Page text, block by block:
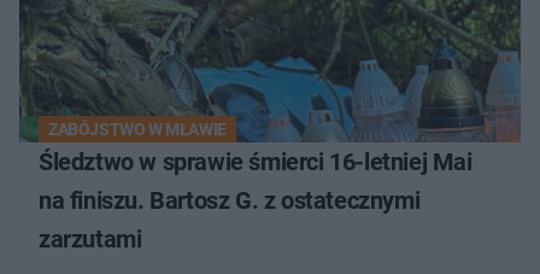
ZABÓJSTWO W MŁAWIE
Śledztwo w sprawie śmierci 16-letniej Mai
na finiszu. Bartosz G. z ostatecznymi
zarzutami